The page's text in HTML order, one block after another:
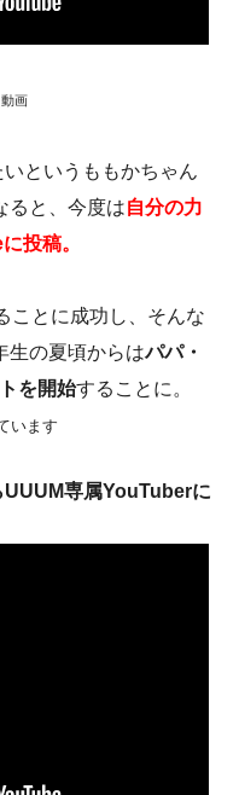
画
というももかちゃん
ると、今度は自分の力
投稿。
ことに成功し、そんな
生の夏頃からはパパ・
を開始することに。
います
専属YouTuberに